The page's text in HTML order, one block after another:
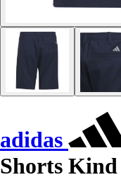
adidas
Shorts